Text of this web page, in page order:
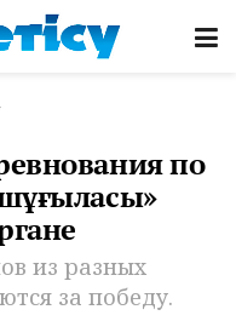
по
из разных
за победу.